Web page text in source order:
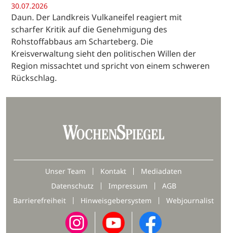
30.07.2026
Daun. Der Landkreis Vulkaneifel reagiert mit
scharfer Kritik auf die Genehmigung des
Rohstoffabbaus am Scharteberg. Die
Kreisverwaltung sieht den politischen Willen der
Region missachtet und spricht von einem schweren
Rückschlag.
Unser Team Kontakt
Mediadaten
Datenschutz
Impressum
AGB
Barrierefreiheit
Hinweisgebersystem Webjournalist